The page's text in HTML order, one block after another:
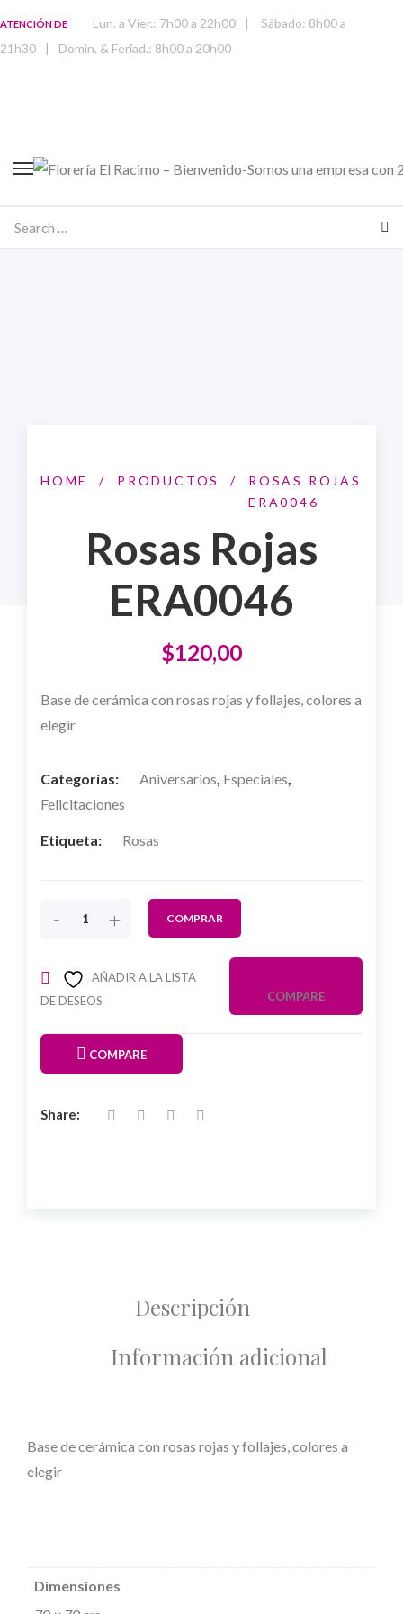
ATENCIÓN DE Lun. a Vier.: 7h00 a 22h00 |
Sábado: 8h00 a
21h30
| Domin. & Feriad.: 8h00 a 20h00
HOME / PRODUCTOS /
ROSAS ROJAS
ERA0046
Rosas Rojas
ERA0046
$120,00
Base de cerámica con rosas rojas y follajes, colores a
elegir
Categorías: Aniversarios, Especiales,
Felicitaciones
Etiqueta: Rosas
- + COMPRAR
AÑADIR A LA LISTA
DE DESEOS
COMPARE
COMPARE
Share:
Descripción
Información adicional
Base de cerámica con rosas rojas y follajes, colores a
elegir
Dimensiones